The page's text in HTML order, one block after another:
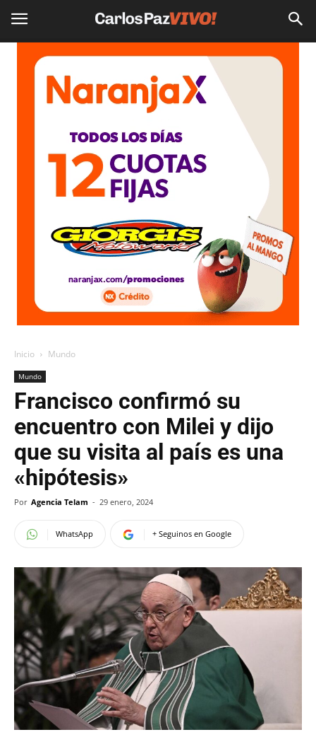
Inicio Mundo
Mundo
Francisco confirmó su
encuentro con Milei y dijo
que su visita al país es una
«hipótesis»
Por Agencia Telam - 29 enero, 2024
WhatsApp + Seguinos en Google